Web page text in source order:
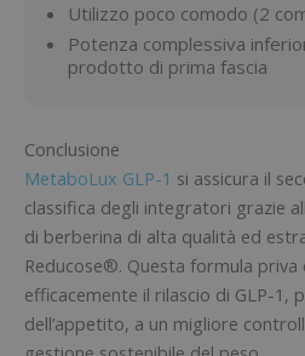
Utilizzo poco comodo (2
Potenza complessiva
prodotto di prima fascia
Conclusione
MetaboLux GLP-1 si assicura il
classifica degli integratori grazie
di berberina di alta qualità ed
Reducose®. Questa formula
efficacemente il rilascio di GLP-1,
dell’appetito, a un migliore